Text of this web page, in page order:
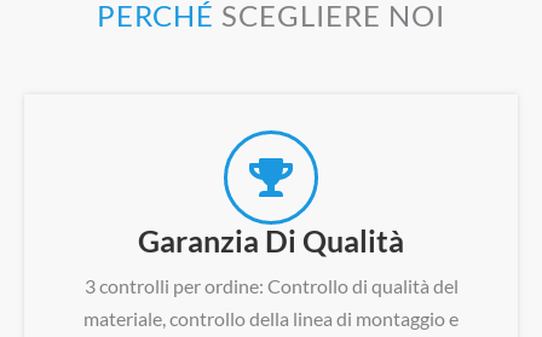
PERCHÉ SCEGLIERE NOI
Garanzia Di Qualità
3 controlli per ordine: Controllo di qualità del
materiale, controllo della linea di montaggio e